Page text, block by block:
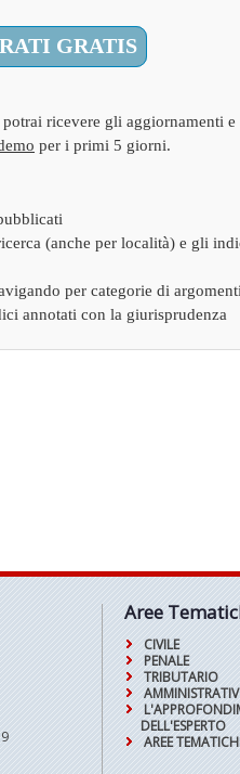
GRATIS
ricevere gli aggiornamenti e
per i primi 5 giorni.
(anche per località) e gli
per categorie di
annotati con la giurisprudenza
Aree
CIVILE
PENALE
TRIBUTARIO
DELL'ESPERTO
AREE